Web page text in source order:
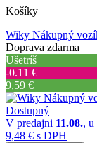
Košíky
Wiky Nákupný
Doprava zdarma
Ušetríš
‐0.11 €
9,59 €
Dostupný
V predajni 11.08., u
9,48 € s DPH